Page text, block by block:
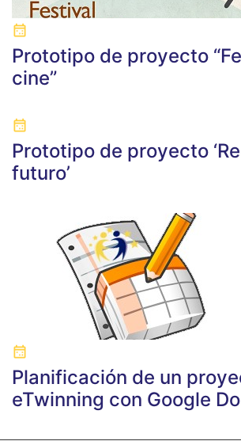
Prototipo de proyecto
cine”
Prototipo de proyecto
futuro’
Planificación de un
eTwinning con Google